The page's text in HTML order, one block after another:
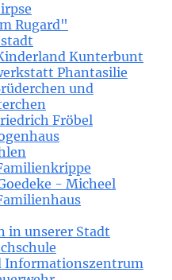
Rugard"
Kunterbunt
Phantasilie
und
Fröbel
- Micheel
in unserer Stadt
Informationszentrum